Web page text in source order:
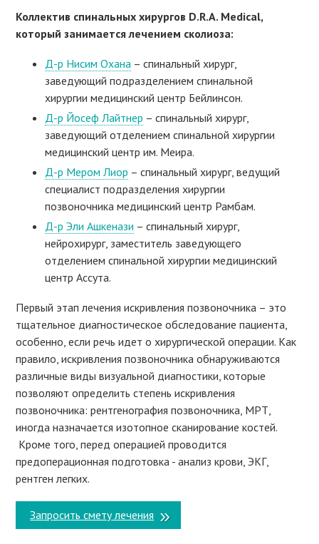
Коллектив спинальных хирургов D.R.A. Medical,
который занимается лечением сколиоза:
Д-р Нисим Охана – спинальный хирург,
заведующий подразделением спинальной
хирургии медицинский центр Бейлинсон.
Д-р Йосеф Лайтнер – спинальный хирург,
заведующий отделением спинальной хирургии
медицинский центр им. Меира.
Д-р Мером Лиор – спинальный хирург, ведущий
специалист подразделения хирургии
позвоночника медицинский центр Рамбам.
Д-р Эли Ашкенази – спинальный хирург,
нейрохирург, заместитель заведующего
отделением спинальной хирургии медицинский
центр Ассута.
Первый этап лечения искривления позвоночника – это
тщательное диагностическое обследование пациента,
особенно, если речь идет о хирургической операции. Как
правило, искривления позвоночника обнаруживаются
различные виды визуальной диагностики, которые
позволяют определить степень искривления
позвоночника: рентгенография позвоночника, МРТ,
иногда назначается изотопное сканирование костей.
Кроме того, перед операцией проводится
предоперационная подготовка - анализ крови, ЭКГ,
рентген легких.
Запросить смету лечения